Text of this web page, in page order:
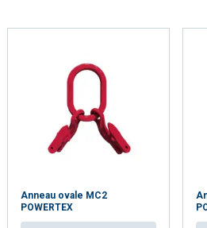
Anneau ovale MC2
POWERTEX